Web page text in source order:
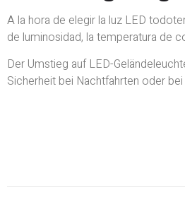
A la hora de elegir la luz LED
de luminosidad, la temperatura de
Der Umstieg auf LED-
Sicherheit bei Nachtfahrten oder